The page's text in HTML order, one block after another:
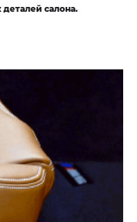
салона.
глянцевые или
выполнить оклейку
нежный лак